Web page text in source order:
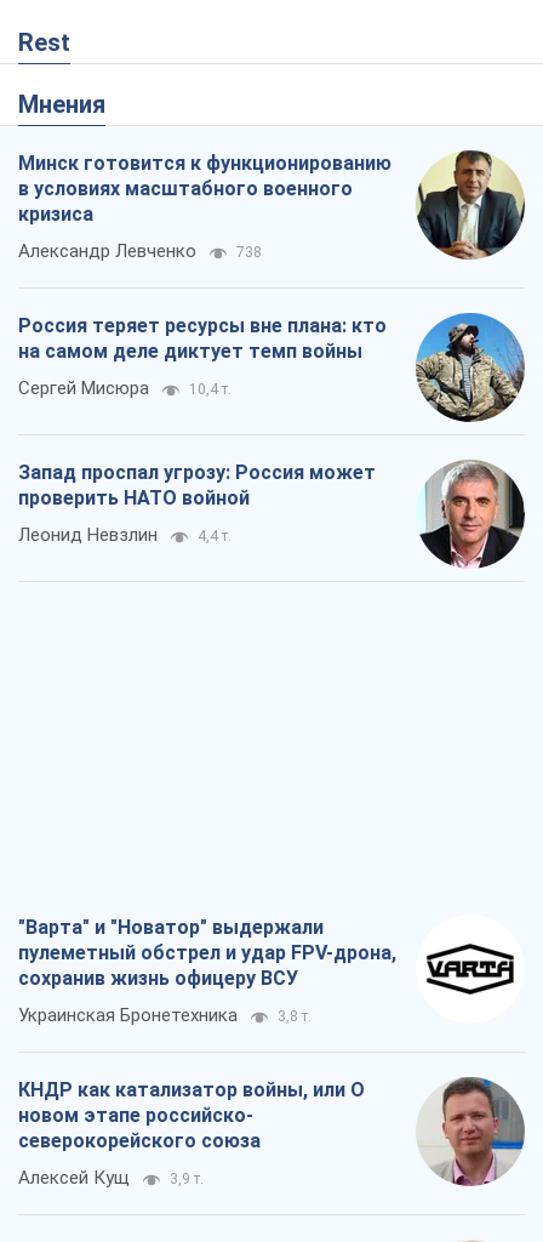
Rest
Мнения
Минск готовится к функционированию
в условиях масштабного военного
кризиса
Александр Левченко 738
Россия теряет ресурсы вне плана: кто
на самом деле диктует темп войны
Сергей Мисюра 10,4 т.
Запад проспал угрозу: Россия может
проверить НАТО войной
Леонид Невзлин 4,4 т.
"Варта" и "Новатор" выдержали
пулеметный обстрел и удар FPV-дрона,
сохранив жизнь офицеру ВСУ
Украинская Бронетехника 3,8 т.
КНДР как катализатор войны, или О
новом этапе российско-
северокорейского союза
Алексей Кущ 3,9 т.